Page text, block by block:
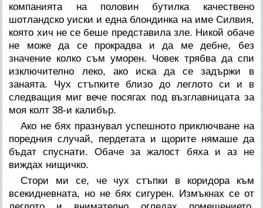
компанията на половин бутилка качествено
шотландско уиски и една блондинка на име Силвия,
която хич не се беше представила зле. Никой обаче
не може да се прокрадва и да ме дебне, без
значение колко съм уморен. Човек трябва да спи
изключително леко, ако иска да се задържи в
занаята. Чух стъпките близо до леглото си и в
следващия миг вече посягах под възглавницата за
моя колт 38-и калибър.
Ако не бях празнувал успешното приключване на
поредния случай, пердетата и щорите нямаше да
бъдат спуснати. Обаче за жалост бяха и аз не
виждах нищичко.
Стори ми се, че чух стъпки в коридора към
всекидневната, но не бях сигурен. Измъкнах се от